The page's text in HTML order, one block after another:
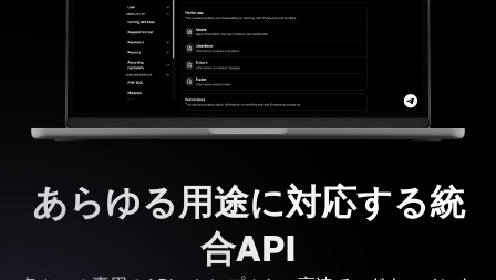
あらゆる用途に対応する統
合API